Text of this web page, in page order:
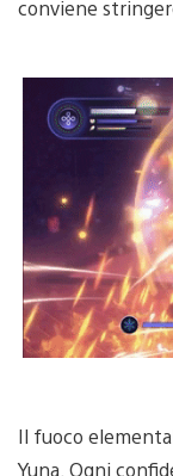
conviene
Il fuoco
Yuna. Ogni